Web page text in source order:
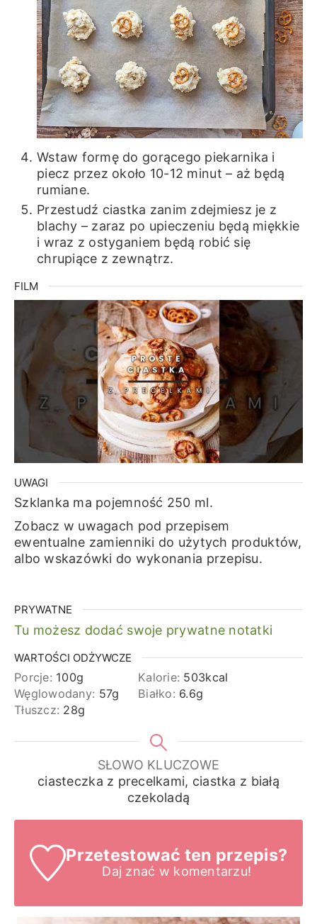
Wstaw formę do gorącego piekarnika i
piecz przez około 10-12 minut – aż będą
rumiane.
Przestudź ciastka zanim zdejmiesz je z
blachy – zaraz po upieczeniu będą miękkie
i wraz z ostyganiem będą robić się
chrupiące z zewnątrz.
FILM
UWAGI
Szklanka ma pojemność 250 ml.
Zobacz w uwagach pod przepisem
ewentualne zamienniki do użytych produktów,
albo wskazówki do wykonania przepisu.
PRYWATNE
Tu możesz dodać swoje prywatne notatki
WARTOŚCI ODŻYWCZE
Porcje: 100g Kalorie: 503kcal
Węglowodany: 57g Białko: 6.6g
Tłuszcz: 28g
SŁOWO KLUCZOWE
ciasteczka z precelkami, ciastka z białą
czekoladą
Przetestować ten przepis?
Daj znać w komentarzu!